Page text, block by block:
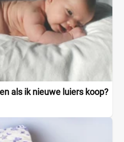
als ik nieuwe luiers koop?